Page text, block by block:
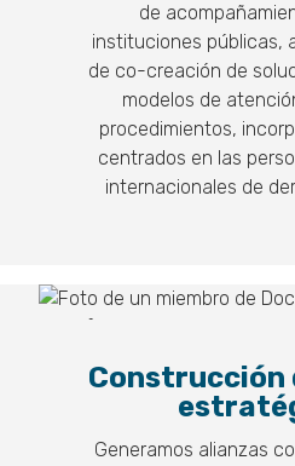
de
instituciones públicas,
de co-creación de
modelos de
procedimientos,
centrados en las
internacionales de
Construcción
Generamos alianzas